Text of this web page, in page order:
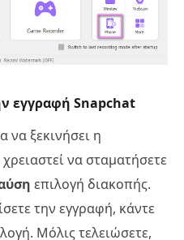
εγγραφή Snapchat
να ξεκινήσει η
να σταματήσετε
επιλογή διακοπής.
την εγγραφή, κάντε
Μόλις τελειώσετε,